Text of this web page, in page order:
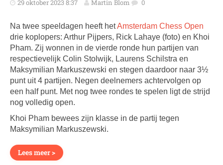
29 oktober 2023 8:37 Martin Blom 0
Na twee speeldagen heeft hetAmsterdam Chess Open
drie koplopers: Arthur Pijpers, Rick Lahaye (foto) en Khoi
Pham. Zij wonnen in de vierde ronde hun partijen van
respectievelijk Colin Stolwijk, Laurens Schilstra en
Maksymilian Markuszewski en stegen daardoor naar 3½
punt uit 4 partijen. Negen deelnemers achtervolgen op
een half punt. Met nog twee rondes te spelen ligt de strijd
nog volledig open.
Khoi Pham bewees zijn klasse in de partij tegen
Maksymilian Markuszewski.
Lees meer >